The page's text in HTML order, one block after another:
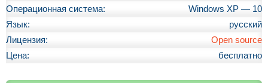
Операционная система:
Windows XP — 10
Язык:
русский
Лицензия:
Open source
Цена:
бесплатно